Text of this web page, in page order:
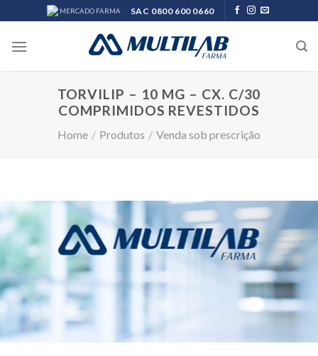
to
content
MERCADO FARMA SAC 0800 600 0660
TORVILIP – 10 MG – CX. C/30
COMPRIMIDOS REVESTIDOS
Home / Produtos / Venda sob prescrição